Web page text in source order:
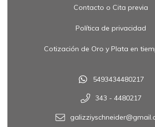
Contacto o Cita previa
Política de privacidad
Cotización de Oro y Plata en
5493434480217
343 - 4480217